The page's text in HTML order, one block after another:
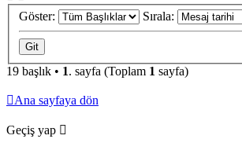
Göster: Sırala:
19 başlık • 1. sayfa (Toplam 1 sayfa)
Ana sayfaya dön
Geçiş yap